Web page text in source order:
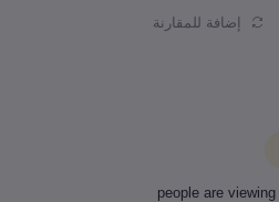
إضافة للمقارنة